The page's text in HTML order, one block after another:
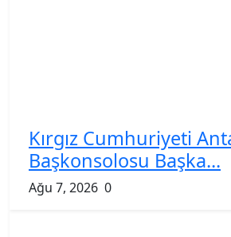
Kırgız Cumhuriyeti
Başkonsolosu Başka...
Ağu 7, 2026 0